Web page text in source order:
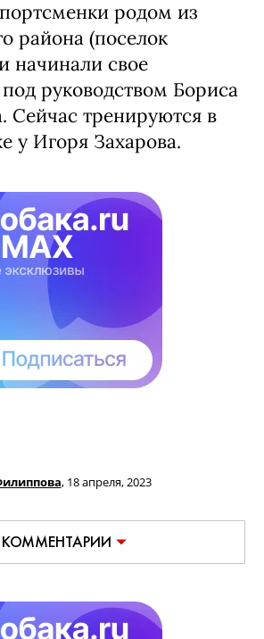
родом из
района (поселок
начинали свое
руководством Бориса
Сейчас тренируются в
у Игоря Захарова.
, 18 апреля, 2023
КОММЕНТАРИИ